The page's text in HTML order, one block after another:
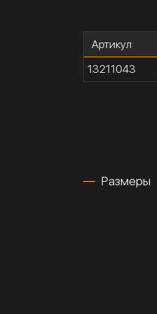
Артикул
13211043
Размеры